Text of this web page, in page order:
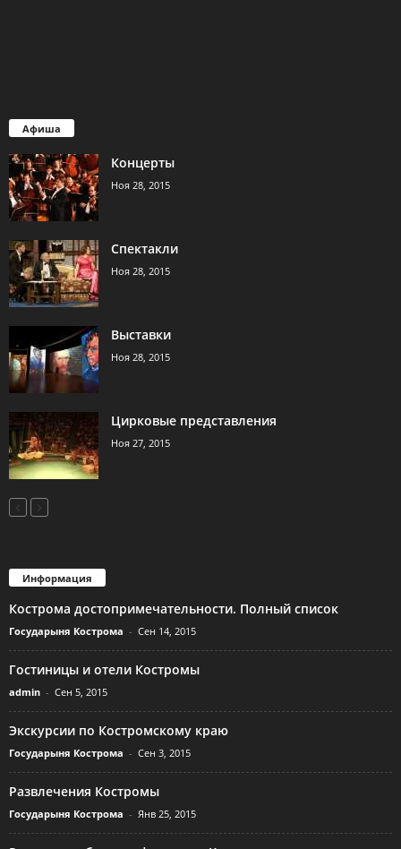
Афиша
Концерты
Ноя 28, 2015
Спектакли
Ноя 28, 2015
Выставки
Ноя 28, 2015
Цирковые представления
Ноя 27, 2015
Информация
Кострома достопримечательности. Полный список
Государыня Кострома - Сен 14, 2015
Гостиницы и отели Костромы
admin - Сен 5, 2015
Экскурсии по Костромскому краю
Государыня Кострома - Сен 3, 2015
Развлечения Костромы
Государыня Кострома - Янв 25, 2015